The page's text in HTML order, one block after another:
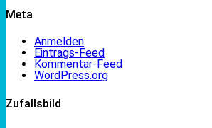
Meta
Anmelden
Eintrags-Feed
Kommentar-Feed
WordPress.org
Zufallsbild